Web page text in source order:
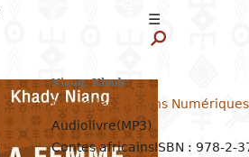
Niang, Khady
Nouvelles Éditions
Audiolivre(MP3)
Contes africainsISBN : 978-2-
☰